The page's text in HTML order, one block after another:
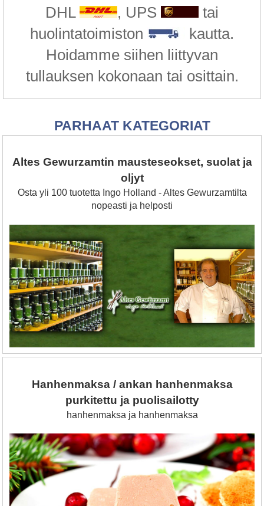
DHL
, UPS
tai
huolintatoimiston
kautta.
Hoidamme siihen liittyvan
tullauksen kokonaan tai osittain.
PARHAAT KATEGORIAT
Altes Gewurzamtin mausteseokset, suolat ja
oljyt
Osta yli 100 tuotetta Ingo Holland - Altes Gewurzamtilta
nopeasti ja helposti
Hanhenmaksa / ankan hanhenmaksa
purkitettu ja puolisailotty
hanhenmaksa ja hanhenmaksa